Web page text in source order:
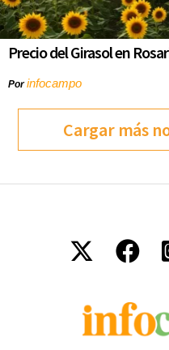
Precio del Girasol en
Porinfocampo
Cargar más